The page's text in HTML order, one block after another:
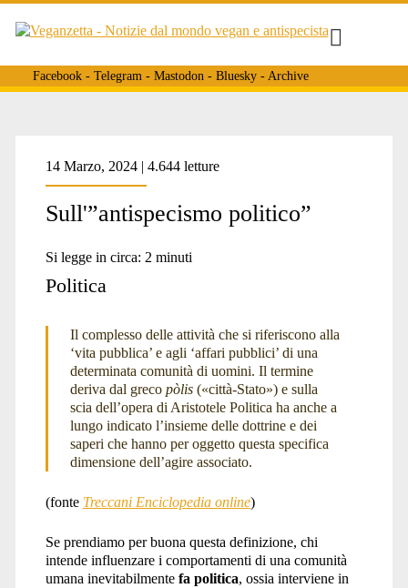
Facebook- Telegram- Mastodon- Bluesky- Archive
Tag:
<span>pòlis</span>
14 Marzo, 2024 | 4.644 letture
Sull'”antispecismo politico”
Si legge in circa: 2 minuti
Politica
Il complesso delle attività che si riferiscono alla
‘vita pubblica’ e agli ‘affari pubblici’ di una
determinata comunità di uomini. Il termine
deriva dal greco pòlis(«città-Stato») e sulla
scia dell’opera di Aristotele Politica ha anche a
lungo indicato l’insieme delle dottrine e dei
saperi che hanno per oggetto questa specifica
dimensione dell’agire associato.
(fonte Treccani Enciclopedia online)
Se prendiamo per buona questa definizione, chi
intende influenzare i comportamenti di una comunità
umana inevitabilmente fa politica, ossia interviene in